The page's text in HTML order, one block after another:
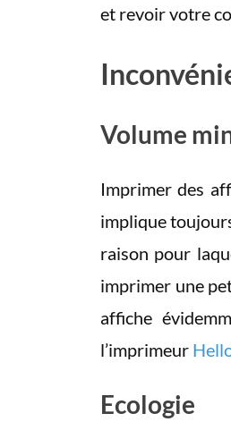
et revoir votre
Volume
Imprimer des
implique
raison pour
imprimer une
affiche
l’imprimeur
Ecologie